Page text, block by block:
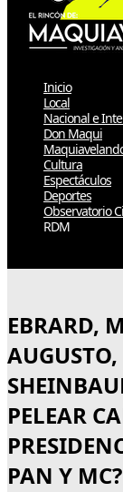
Inicio
Local
Nacional e
Don Maqui
Cultura
Espectáculos
Deportes
Observatorio
RDM
EBRARD,
PELEAR
PAN Y